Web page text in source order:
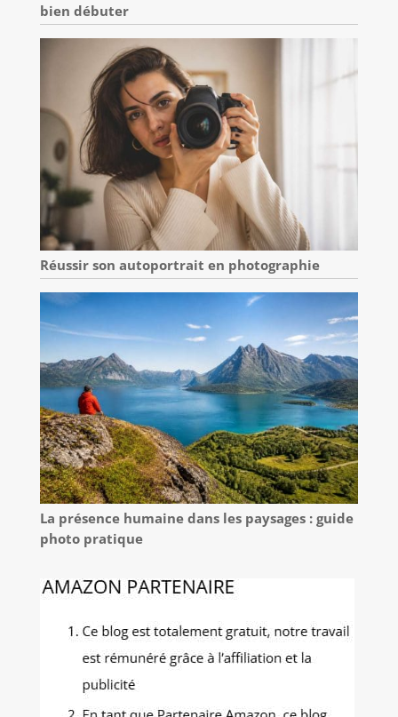
bien débuter
Réussir son autoportrait en photographie
La présence humaine dans les paysages : guide
photo pratique